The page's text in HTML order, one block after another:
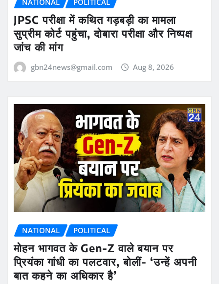
JPSC परीक्षा में कथित गड़बड़ी का मामला
सुप्रीम कोर्ट पहुंचा, दोबारा परीक्षा और निष्पक्ष
जांच की मांग
gbn24news@gmail.com Aug 8, 2026
NATIONAL POLITICAL
मोहन भागवत के Gen-Z वाले बयान पर
प्रियंका गांधी का पलटवार, बोलीं- ‘उन्हें अपनी
बात कहने का अधिकार है’